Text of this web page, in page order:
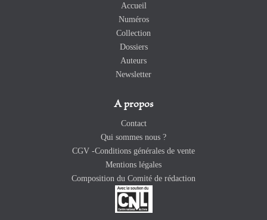
Accueil
Numéros
Collection
Dossiers
Auteurs
Newsletter
A propos
Contact
Qui sommes nous ?
CGV -Conditions générales de vente
Mentions légales
Composition du Comité de rédaction